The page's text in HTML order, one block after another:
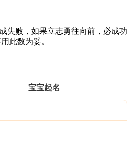
失败，如果立志勇往向前，必成功
此数为妥。
宝宝起名